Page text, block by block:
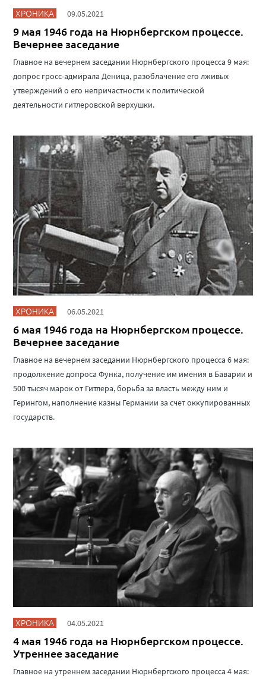
ХРОНИКА 09.05.2021
9 мая 1946 года на Нюрнбергском процессе.
Вечернее заседание
Главное на вечернем заседании Нюрнбергского процесса 9 мая:
допрос гросс-адмирала Деница, разоблачение его лживых
утверждений о его непричастности к политической
деятельности гитлеровской верхушки.
ХРОНИКА 06.05.2021
6 мая 1946 года на Нюрнбергском процессе.
Вечернее заседание
Главное на вечернем заседании Нюрнбергского процесса 6 мая:
продолжение допроса Функа, получение им имения в Баварии и
500 тысяч марок от Гитлера, борьба за власть между ним и
Герингом, наполнение казны Германии за счет оккупированных
государств.
ХРОНИКА 04.05.2021
4 мая 1946 года на Нюрнбергском процессе.
Утреннее заседание
Главное на утреннем заседании Нюрнбергского процесса 4 мая: